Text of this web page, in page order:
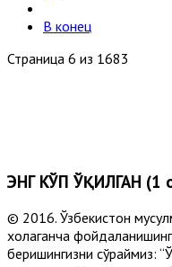
В конец
Страница 6 из 1683
ЭНГ КЎП ЎҚИЛГАН (1
© 2016. Ўзбекистон
хоҳлаганча
беришингизни сўраймиз: